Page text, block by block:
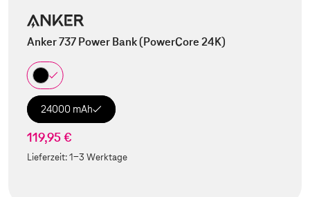
Anker 737 Power Bank (PowerCore 24K)
24000 mAh
119,95 €
Lieferzeit:1-3 Werktage